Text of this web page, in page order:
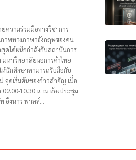
ความร่วมมือทางวิชาการ
ภาพทางภาษาอังกฤษของคน
ดได้ผนึกกำลังกับสถาบันการ
มหาวิทยาลัยหอการค้าไทย
ห้นักศึกษาสามารถรับมือกับ
จุดเริ่มต้นของก้าวสำคัญ เมื่อ
10.30 น. ณ ห้องประชุม
อิงนาว พาลส์...